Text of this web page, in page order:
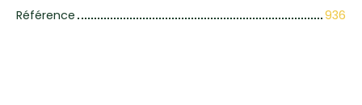
Référence
936